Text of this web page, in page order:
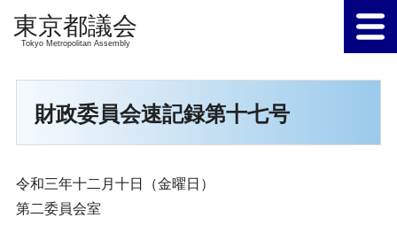
Tokyo Metropolitan Assembly
財政委員会速記録第十七号
令和三年十二月十日（金曜日）
第二委員会室